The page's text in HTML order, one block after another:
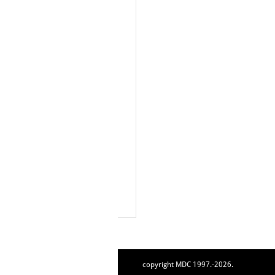
copyright MDC 1997.-2026.